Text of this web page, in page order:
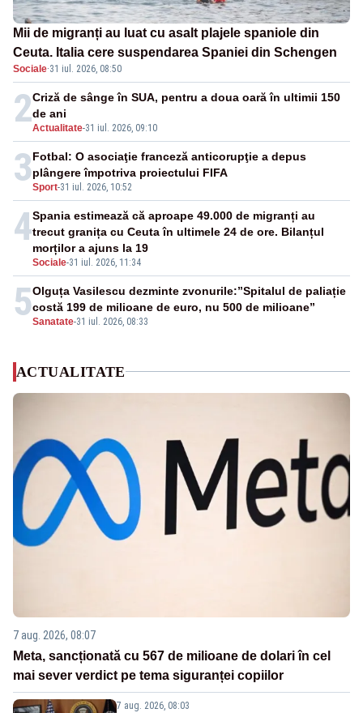
Mii de migranți au luat cu asalt plajele spaniole din
Ceuta. Italia cere suspendarea Spaniei din Schengen
Sociale·31 iul. 2026, 08:50
2Actualitate-31 iul. 2026, 09:10
Criză de sânge în SUA, pentru a doua oară în ultimii 150
de ani
3Sport-31 iul. 2026, 10:52
Fotbal: O asociaţie franceză anticorupţie a depus
plângere împotriva proiectului FIFA
4
Sociale-31 iul. 2026, 11:34
Spania estimează că aproape 49.000 de migranți au
trecut granița cu Ceuta în ultimele 24 de ore. Bilanțul
morților a ajuns la 19
5Sanatate-31 iul. 2026, 08:33
Olguța Vasilescu dezminte zvonurile:”Spitalul de paliație
costă 199 de milioane de euro, nu 500 de milioane”
ACTUALITATE
7 aug. 2026, 08:07
Meta, sancționată cu 567 de milioane de dolari în cel
mai sever verdict pe tema siguranței copiilor
7 aug. 2026, 08:03